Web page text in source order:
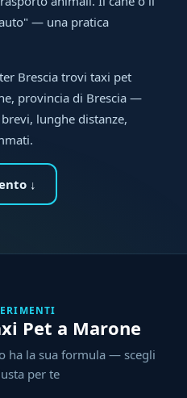
— una pratica
Brescia trovi taxi pet
provincia di Brescia —
lunghe distanze,
↓
Pet a Marone
ha la sua formula — scegli
per te